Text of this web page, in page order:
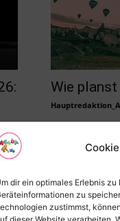
dir ein optimales Erlebnis
zu
zustimmst,
Wie planst